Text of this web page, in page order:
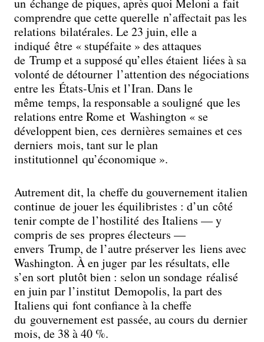
un échange de piques, après quoi Meloni a fait
comprendre que cette querelle n’affectait pas les
relations bilatérales. Le 23 juin, elle a
indiqué être « stupéfaite » des attaques
de Trump et a supposé qu’elles étaient liées à sa
volonté de détourner l’attention des négociations
entre les États-Unis et l’Iran. Dans le
même temps, la responsable a souligné que les
relations entre Rome et Washington « se
développent bien, ces dernières semaines et ces
derniers mois, tant sur le plan
institutionnel qu’économique ».
Autrement dit, la cheffe du gouvernement italien
continue de jouer les équilibristes : d’un côté
tenir compte de l’hostilité des Italiens — y
compris de ses propres électeurs —
envers Trump, de l’autre préserver les liens avec
Washington. À en juger par les résultats, elle
s’en sort plutôt bien : selon un sondage réalisé
en juin par l’institut Demopolis, la part des
Italiens qui font confiance à la cheffe
du gouvernement est passée, au cours du dernier
mois, de 38 à 40 %.